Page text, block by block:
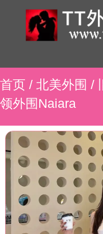
首页 / 北美外围 /
领外围Naiara